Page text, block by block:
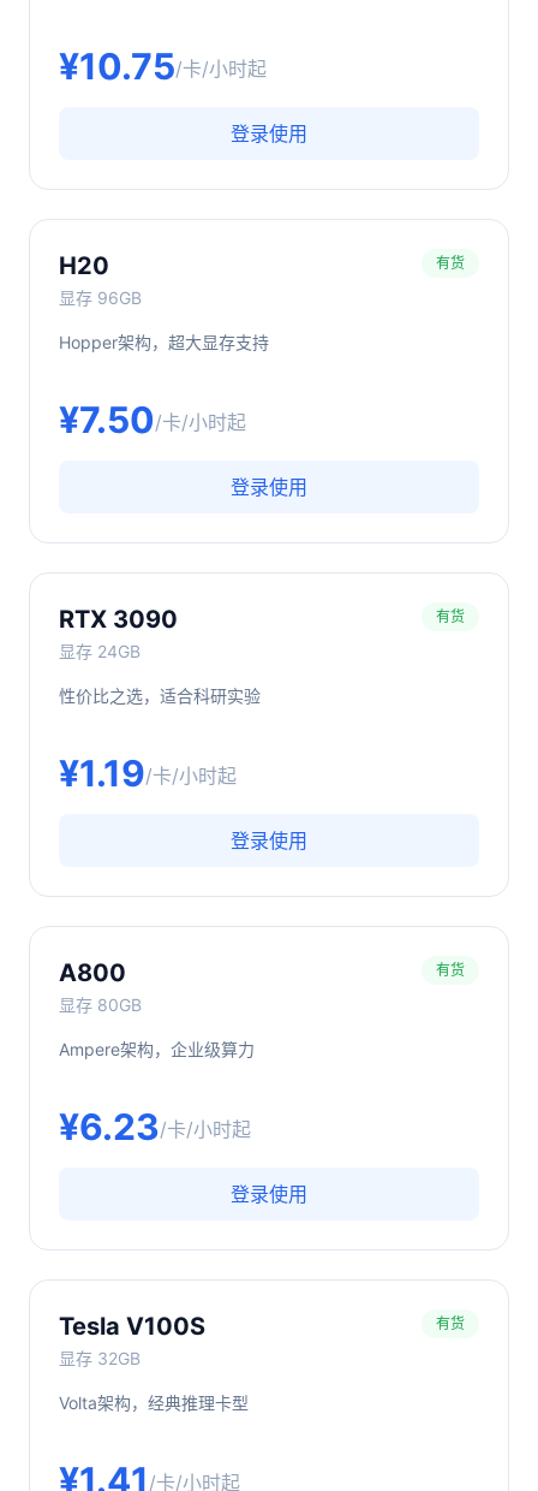
¥10.75/卡/小时起
登录使用
H20
显存 96GB
有货
Hopper架构，超大显存支持
¥7.50/卡/小时起
登录使用
RTX 3090
显存 24GB
有货
性价比之选，适合科研实验
¥1.19/卡/小时起
登录使用
A800
显存 80GB
有货
Ampere架构，企业级算力
¥6.23/卡/小时起
登录使用
Tesla V100S
显存 32GB
有货
Volta架构，经典推理卡型
¥1.41 /卡/小时起